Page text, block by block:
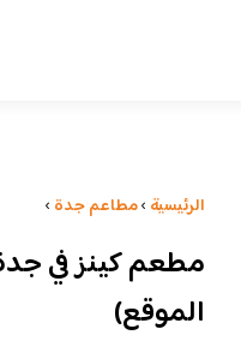
الرئيسية ›مطاعم جدة ›
مطعم كينز في
الموقع)